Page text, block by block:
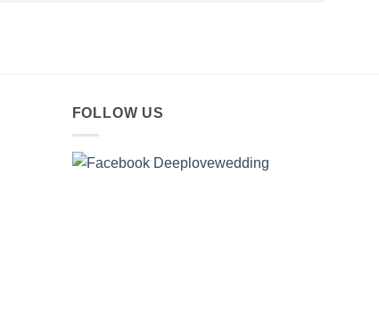
FOLLOW US